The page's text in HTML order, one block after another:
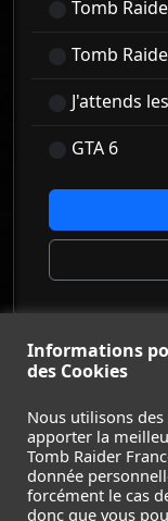
Tomb
Tomb
J'attends
GTA 6
Informations
des Cookies
Nous utilisons
apporter la
Tomb Raider
donnée
forcément le cas
donc que vous
©
Lara Croft et
ACCUEIL-
CATALYST -